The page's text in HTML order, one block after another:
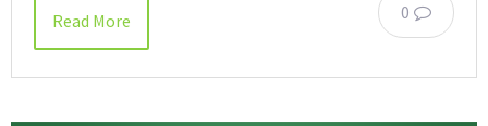
0
Read More